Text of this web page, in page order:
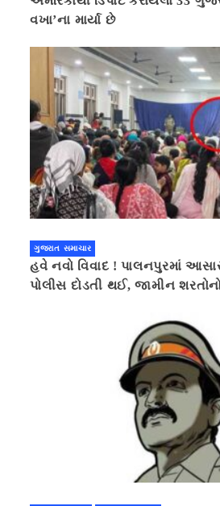
વખા’ના માર્યા છે
ગુજરાત સમાચાર
હવે નવો વિવાદ ! પાલનપુરમાં
પોલીસ દોડતી થઈ, જામીન